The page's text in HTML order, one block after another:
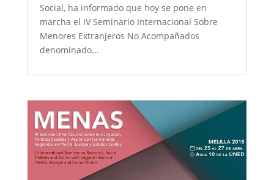
Social, ha informado que hoy se pone en
marcha el IV Seminario Internacional Sobre
Menores Extranjeros No Acompañados
denominado...